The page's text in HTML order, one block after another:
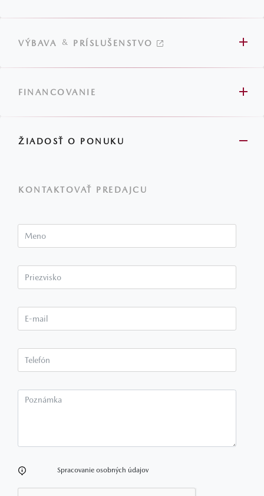
VÝBAVA & PRÍSLUŠENSTVO
FINANCOVANIE
ŽIADOSŤ O PONUKU
KONTAKTOVAŤ PREDAJCU
Spracovanie osobných údajov